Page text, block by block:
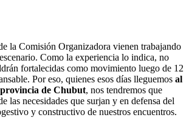
la Comisión Organizadora vienen trabajando
Como la experiencia lo indica, no
fortalecidas como movimiento luego de 12
Por eso, quienes esos días lleguemos al
de Chubut, nos tendremos que
las necesidades que surjan y en defensa del
y constructivo de nuestros encuentros.